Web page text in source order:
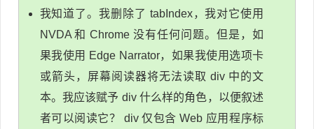
我知道了。我删除了 tabIndex，我对它使用
NVDA 和 Chrome 没有任何问题。但是，如
果我使用 Edge Narrator，如果我使用选项卡
或箭头，屏幕阅读器将无法读取 div 中的文
本。我应该赋予 div 什么样的角色，以便叙述
者可以阅读它？ div 仅包含 Web 应用程序标